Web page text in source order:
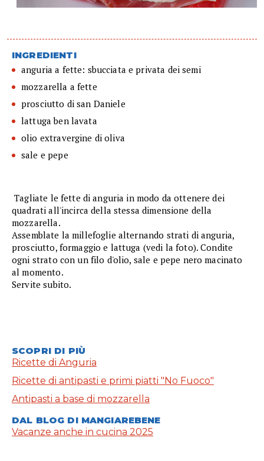
INGREDIENTI
anguria a fette: sbucciata e privata dei semi
mozzarella a fette
prosciutto di san Daniele
lattuga ben lavata
olio extravergine di oliva
sale e pepe
Tagliate le fette di anguria in modo da ottenere dei
quadrati all'incirca della stessa dimensione della
mozzarella.
Assemblate la millefoglie alternando strati di anguria,
prosciutto, formaggio e lattuga (vedi la foto). Condite
ogni strato con un filo d'olio, sale e pepe nero macinato
al momento.
Servite subito.
SCOPRI DI PIÙ
Ricette di Anguria
Ricette di antipasti e primi piatti "No Fuoco"
Antipasti a base di mozzarella
DAL BLOG DI MANGIAREBENE
Vacanze anche in cucina 2025